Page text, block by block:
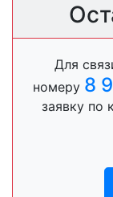
Для
номеру 8
заявку по